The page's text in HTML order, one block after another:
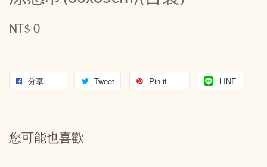
NT$ 0
分享 Tweet Pin it LINE
您可能也喜歡